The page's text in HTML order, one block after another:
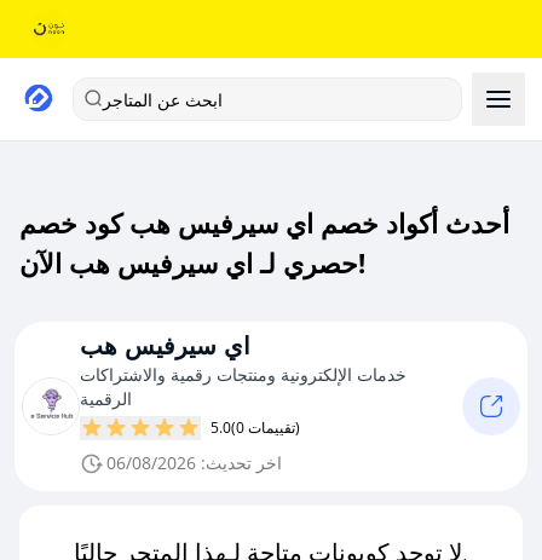
ابحث عن المتاجر
أحدث أكواد خصم اي سيرفيس هب كود خصم
حصري لـ اي سيرفيس هب الآن!
اي سيرفيس هب
خدمات الإلكترونية ومنتجات رقمية والاشتراكات
الرقمية
5.0 (0 تقييمات)
اخر تحديث: 06/08/2026
لا توجد كوبونات متاحة لـهذا المتجر حاليًا.